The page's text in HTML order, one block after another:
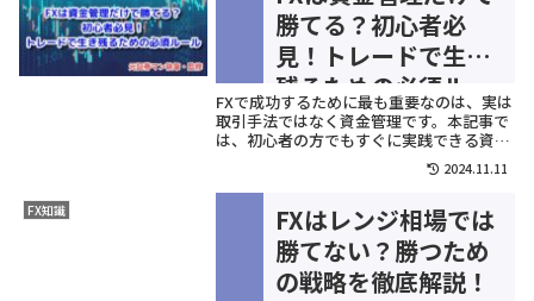
勉強法について詳しく紹介し...
勝てる？初心者必
見！トレードで生き
残るための必須ルー
ル
FXで成功するために最も重要なのは、実は
取引手法ではなく資金管理です。本記事で
は、初心者の方でもすぐに実践できる資金
管理の基本ルールと、リスクを最小限に抑
えるための必須のポイントを詳しく解説し
ます。資金管理を徹底し、長期的に勝ち続
けるための秘訣を学びましょう。FXにおけ
る資金管理の重要性資金管理はF...
2024.11.11
FX知識
FXはレンジ相場では
勝てない？勝つため
の戦略を徹底解説！